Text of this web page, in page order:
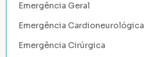
Emergência Geral
Emergência Cardioneurológica
Emergência Cirúrgica